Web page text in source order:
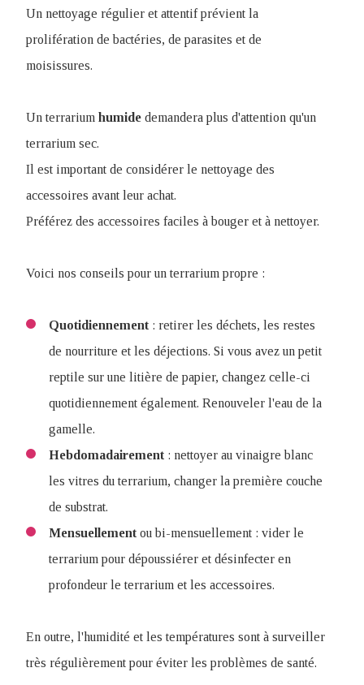
Un nettoyage régulier et attentif prévient la
prolifération de bactéries, de parasites et de
moisissures.
Un terrarium humide demandera plus d'attention qu'un
terrarium sec.
Il est important de considérer le nettoyage des
accessoires avant leur achat.
Préférez des accessoires faciles à bouger et à nettoyer.
Voici nos conseils pour un terrarium propre :
Quotidiennement : retirer les déchets, les restes
de nourriture et les déjections. Si vous avez un petit
reptile sur une litière de papier, changez celle-ci
quotidiennement également. Renouveler l'eau de la
gamelle.
Hebdomadairement : nettoyer au vinaigre blanc
les vitres du terrarium, changer la première couche
de substrat.
Mensuellement ou bi-mensuellement : vider le
terrarium pour dépoussiérer et désinfecter en
profondeur le terrarium et les accessoires.
En outre, l'humidité et les températures sont à surveiller
très régulièrement pour éviter les problèmes de santé.